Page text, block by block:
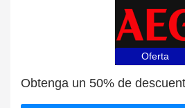
Oferta